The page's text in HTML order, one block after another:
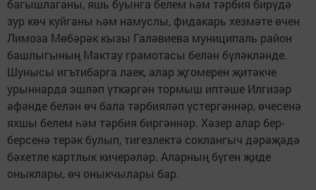
багышлаганы, яшь буынга белем һәм тәрбия бирүдә
зур көч куйганы һәм намуслы, фидакарь хезмәте өчен
Лимоза Мөбәрәк кызы Галәвиева муниципаль район
башлыгының Мактау грамотасы белән бүләкләнде.
Шунысы игътибарга лаек, алар җгомерен җитәкче
урыннарда эшләп үткәргән тормыш иптәше Илгизәр
әфәнде белән өч бала тәрбияләп үстергәннәр, өчесенә
яхшы белем һәм тәрбия биргәннәр. Хәзер алар бер-
берсенә терәк булып, тигезлектә соклангыч дәрәҗәдә
бәхетле картлык кичерәләр. Аларның бүген җиде
оныклары, өч оныкчылары бар.